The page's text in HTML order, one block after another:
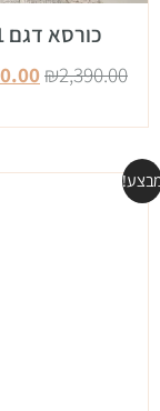
כורסא דגם G31
₪2,390.00